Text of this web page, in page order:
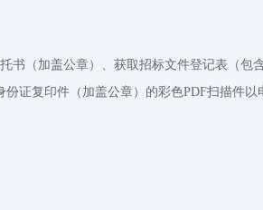
（加盖公章）、获取招标文件登记表（包
复印件（加盖公章）的彩色PDF扫描件以